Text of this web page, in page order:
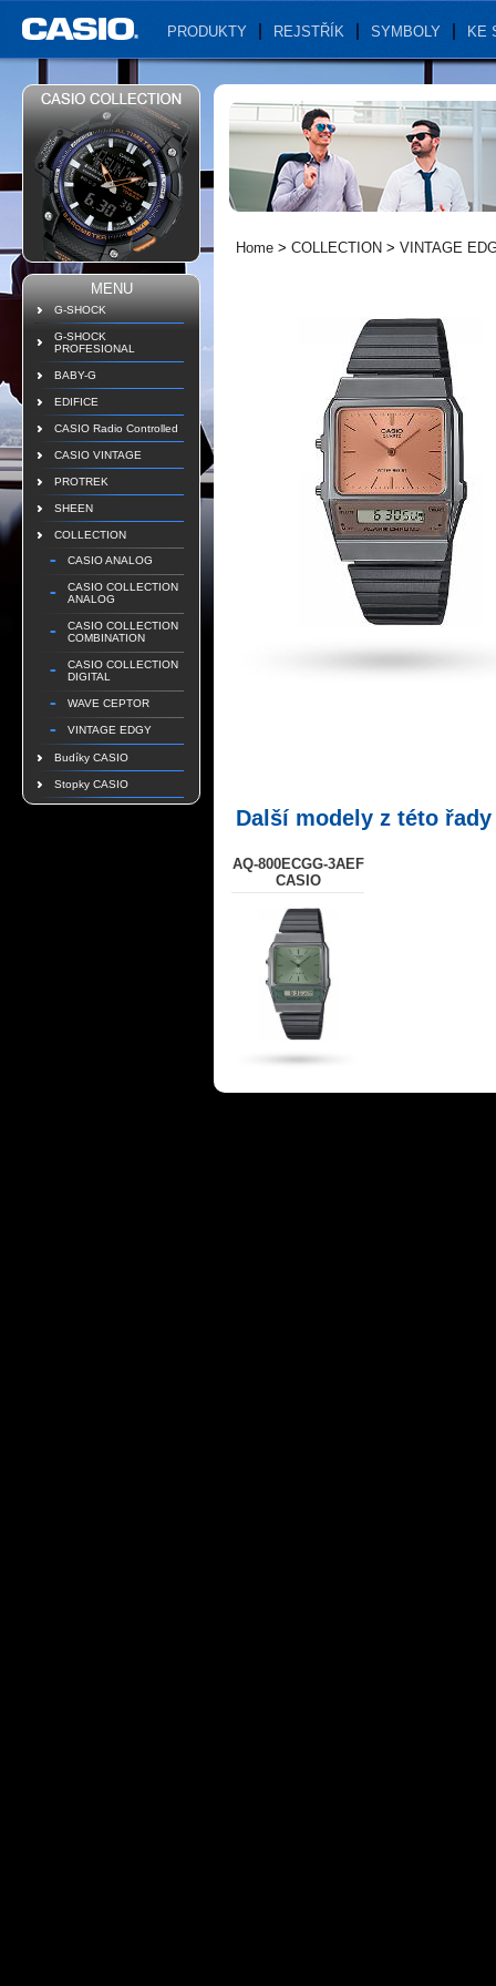
PRODUKTY REJSTŘÍK SYMBOLY KE
MENU
G-SHOCK
G-SHOCK
PROFESIONAL
BABY-G
EDIFICE
CASIO Radio Controlled
CASIO VINTAGE
PROTREK
SHEEN
COLLECTION
CASIO ANALOG
CASIO COLLECTION
ANALOG
CASIO COLLECTION
COMBINATION
CASIO COLLECTION
DIGITAL
WAVE CEPTOR
VINTAGE EDGY
Budíky CASIO
Stopky CASIO
Home > COLLECTION > VINTAGE
Další modely z této řady
AQ-800ECGG-3AEF
CASIO